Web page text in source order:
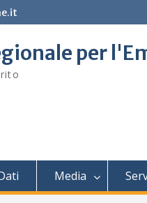
per
Media